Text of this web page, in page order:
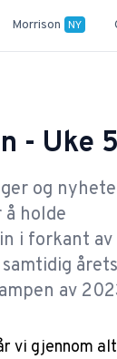
Morrison NY
- Uke
og
holde
i forkant av
av
vi gjennom